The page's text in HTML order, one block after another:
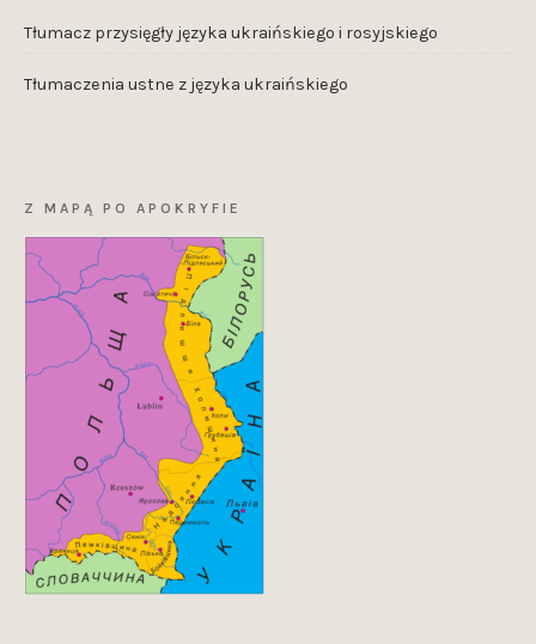
Tłumacz przysięgły języka ukraińskiego i rosyjskiego
Tłumaczenia ustne z języka ukraińskiego
Z MAPĄ PO APOKRYFIE